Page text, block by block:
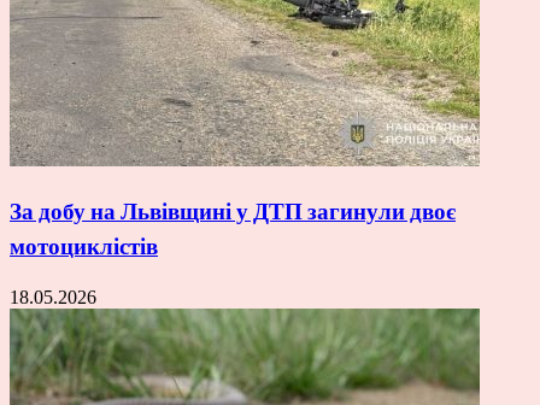
За добу на Львівщині у ДТП загинули двоє
мотоциклістів
18.05.2026